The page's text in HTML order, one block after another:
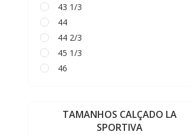
43 1/3
44
44 2/3
45 1/3
46
TAMANHOS CALÇADO LA
SPORTIVA